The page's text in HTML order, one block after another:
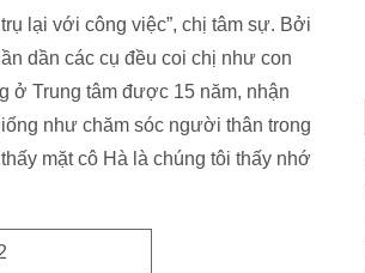
lại với công việc”, chị tâm sự. Bởi
dần các cụ đều coi chị như con
ở Trung tâm được 15 năm, nhận
như chăm sóc người thân trong
mặt cô Hà là chúng tôi thấy nhớ